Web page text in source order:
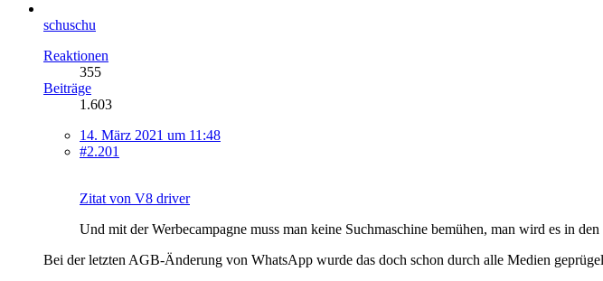
schuschu
Reaktionen
355
Beiträge
1.603
14. März 2021 um 11:48
#2.201
Zitat von V8 driver
Und mit der Werbecampagne muss man keine Suchmaschine bemühen, man wird es in
Bei der letzten AGB-Änderung von WhatsApp wurde das doch schon durch alle Medien